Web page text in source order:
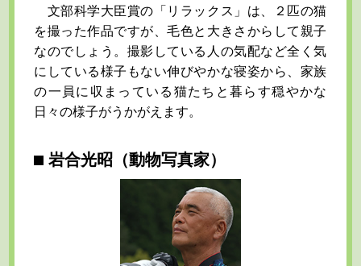
文部科学大臣賞の「リラックス」は、２匹の猫
を撮った作品ですが、毛色と大きさからして親子
なのでしょう。撮影している人の気配など全く気
にしている様子もない伸びやかな寝姿から、家族
の一員に収まっている猫たちと暮らす穏やかな
日々の様子がうかがえます。
岩合光昭（動物写真家）